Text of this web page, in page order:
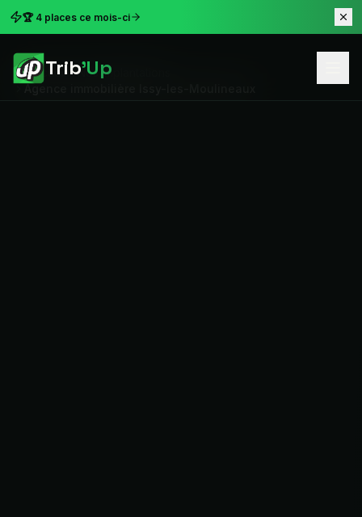
🏆 4 places ce mois-ci
Trib'Up
Accueil
Nos implantations
Agence immobilière Issy-les-Moulineaux